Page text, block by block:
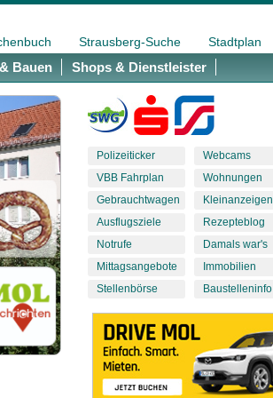
Strausberg-Suche Stadtplan
Bauen Shops & Dienstleister
Polizeiticker
VBB Fahrplan
Gebrauchtwagen
Ausflugsziele
Notrufe
Mittagsangebote
Stellenbörse
Webcams
Wohnungen
Kleinanzeigen
Rezepteblog
Damals war's
Immobilien
Baustelleninfo